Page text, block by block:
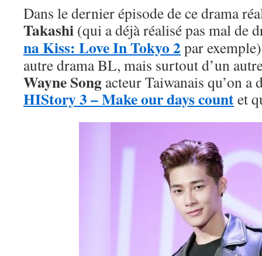
Dans le dernier épisode de ce drama
Takashi (qui a déjà réalisé pas mal de
na Kiss: Love In Tokyo 2 par
autre drama BL, mais surtout d’un
Wayne Song acteur Taiwanais qu’on a
HIStory 3 – Make our days countet